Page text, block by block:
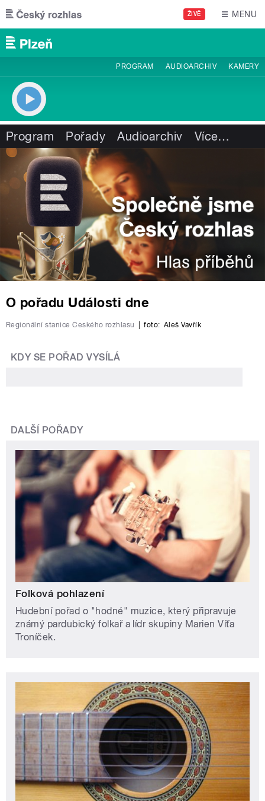
Přejít k hlavnímu obsahu
ŽIVĚ MENU
PROGRAM AUDIOARCHIV KAMERY
Program Pořady Audioarchiv Více…
O pořadu Události dne
Regionální stanice Českého rozhlasu foto: Aleš Vavřík
KDY SE POŘAD VYSÍLÁ
DALŠÍ POŘADY
Folková pohlazení
Hudební pořad o "hodné" muzice, který připravuje
známý pardubický folkař a lídr skupiny Marien Víťa
Troníček.